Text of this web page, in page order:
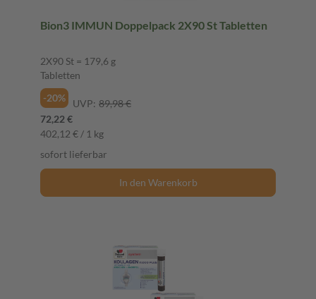
Bion3 IMMUN Doppelpack 2X90 St Tabletten
2X90 St = 179,6 g
Tabletten
-20%
UVP: 89,98 €
72,22 €
402,12 € / 1 kg
sofort lieferbar
In den Warenkorb